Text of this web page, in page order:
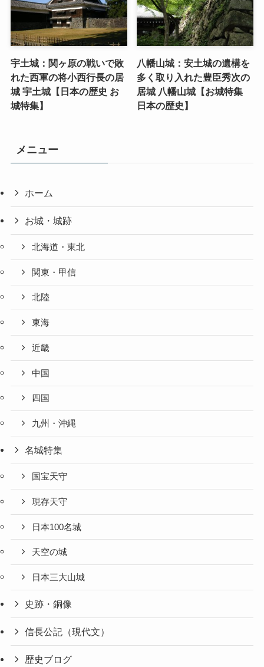
宇土城：関ヶ原の戦いで敗
れた西軍の将小西行長の居
城 宇土城【日本の歴史 お
城特集】
八幡山城：安土城の遺構を
多く取り入れた豊臣秀次の
居城 八幡山城【お城特集
日本の歴史】
メニュー
ホーム
お城・城跡
北海道・東北
関東・甲信
北陸
東海
近畿
中国
四国
九州・沖縄
名城特集
国宝天守
現存天守
日本100名城
天空の城
日本三大山城
史跡・銅像
信長公記（現代文）
歴史ブログ